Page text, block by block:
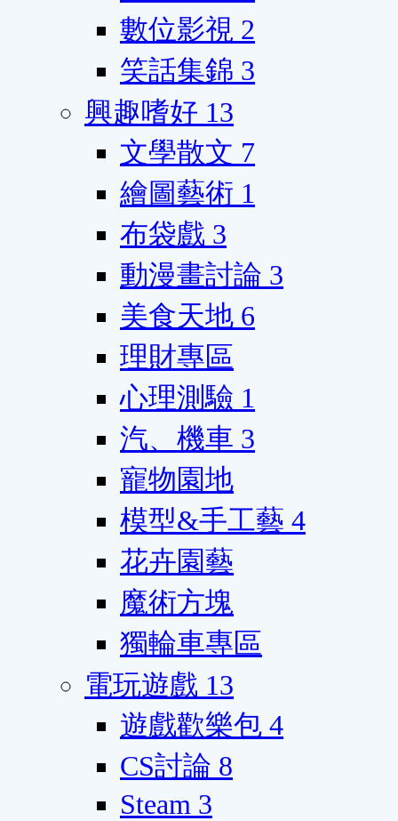
數位影視 2
笑話集錦 3
興趣嗜好 13
文學散文 7
繪圖藝術 1
布袋戲 3
動漫畫討論 3
美食天地 6
理財專區
心理測驗 1
汽、機車 3
寵物園地
模型&手工藝 4
花卉園藝
魔術方塊
獨輪車專區
電玩遊戲 13
遊戲歡樂包 4
CS討論 8
Steam 3